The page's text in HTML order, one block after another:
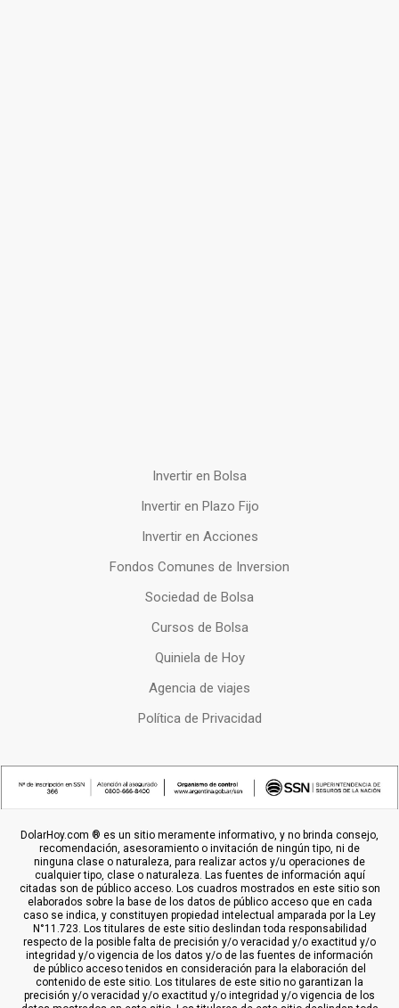
Invertir en Bolsa
Invertir en Plazo Fijo
Invertir en Acciones
Fondos Comunes de Inversion
Sociedad de Bolsa
Cursos de Bolsa
Quiniela de Hoy
Agencia de viajes
Política de Privacidad
DolarHoy.com ® es un sitio meramente informativo, y no brinda consejo,
recomendación, asesoramiento o invitación de ningún tipo, ni de
ninguna clase o naturaleza, para realizar actos y/u operaciones de
cualquier tipo, clase o naturaleza. Las fuentes de información aquí
citadas son de público acceso. Los cuadros mostrados en este sitio son
elaborados sobre la base de los datos de público acceso que en cada
caso se indica, y constituyen propiedad intelectual amparada por la Ley
N°11.723. Los titulares de este sitio deslindan toda responsabilidad
respecto de la posible falta de precisión y/o veracidad y/o exactitud y/o
integridad y/o vigencia de los datos y/o de las fuentes de información
de público acceso tenidos en consideración para la elaboración del
contenido de este sitio. Los titulares de este sitio no garantizan la
precisión y/o veracidad y/o exactitud y/o integridad y/o vigencia de los